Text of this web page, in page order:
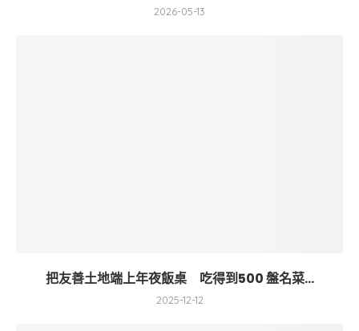
2026-05-13
把友善土地端上年夜飯桌 吃得到500 盤名菜...
2025-12-12